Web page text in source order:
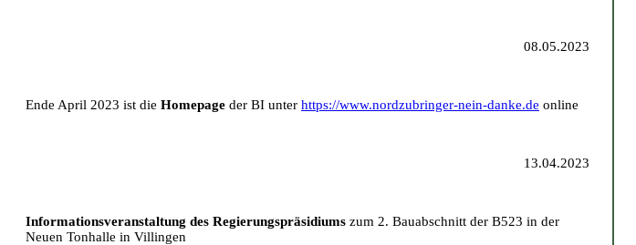
08.05.2023
Ende April 2023 ist die Homepage der BI unter https://www.nordzubringer-nein-danke.de online
13.04.2023
Informationsveranstaltung des Regierungspräsidiums zum 2. Bauabschnitt der B523 in der
Neuen Tonhalle in Villingen